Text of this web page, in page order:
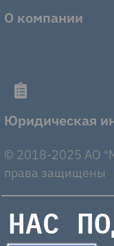
О компании
Юридическая
© 2018-2025 AO
права защищены
НАС